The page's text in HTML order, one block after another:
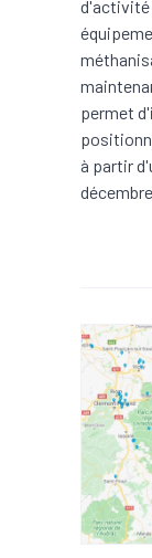
d'activité
permet
à partir